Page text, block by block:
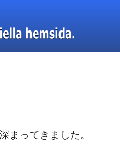
まってきました。